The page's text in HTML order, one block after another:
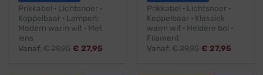
Prikkabel · Lichtsnoer ·
Koppelbaar · Lampen:
Modern warm wit · Met
lens
Vanaf:€29,95 € 27,95
Prikkabel · Lichtsnoer ·
Koppelbaar · Klassiek
warm wit · Heldere bol ·
Filament
Vanaf:€29,95 € 27,95